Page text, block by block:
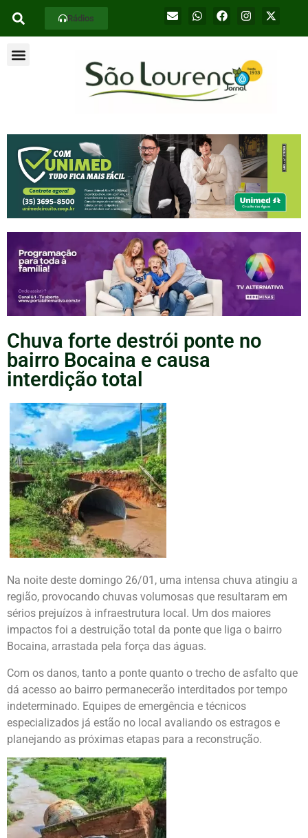
Rádios
Chuva forte destrói ponte no
bairro Bocaina e causa
interdição total
Na noite deste domingo 26/01, uma intensa chuva atingiu a
região, provocando chuvas volumosas que resultaram em
sérios prejuízos à infraestrutura local. Um dos maiores
impactos foi a destruição total da ponte que liga o bairro
Bocaina, arrastada pela força das águas.
Com os danos, tanto a ponte quanto o trecho de asfalto que
dá acesso ao bairro permanecerão interditados por tempo
indeterminado. Equipes de emergência e técnicos
especializados já estão no local avaliando os estragos e
planejando as próximas etapas para a reconstrução.